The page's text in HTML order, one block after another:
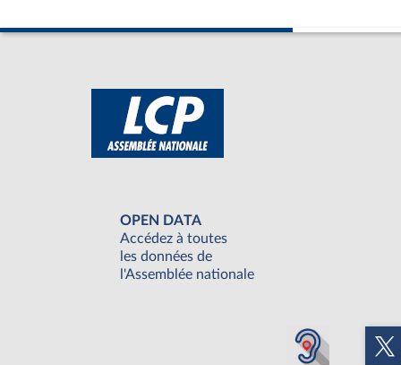
OPEN DATA
Accédez à toutes
les données de
l'Assemblée nationale